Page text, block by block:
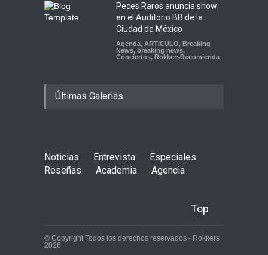
Peces Raros anuncia show
en el Auditorio BB de la
Ciudad de México
Agenda, ARTICULO, Breaking
News, breaking news,
Conciertos, RokkersRecomienda
Últimas Galerias
Noticias Entrevista
Especiales
Reseñas
Academia Agencia
Top
© Copyright Todos los derechos reservados - Rokkers
2026